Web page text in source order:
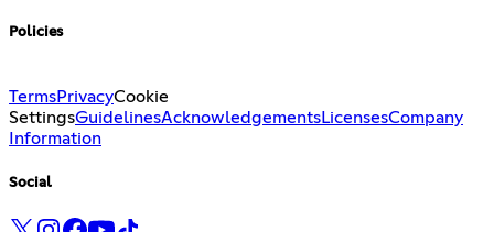
Policies
TermsPrivacyCookie
SettingsGuidelinesAcknowledgementsLicensesCompany
Information
Social